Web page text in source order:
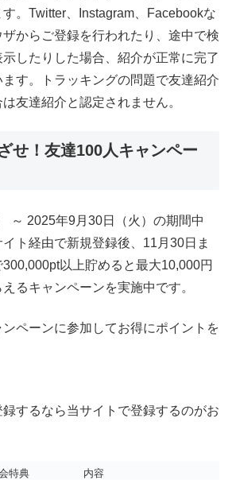
。Twitter、Instagram、Facebookな
からご登録を行われたり、途中で検
したりした場合、紹介が正常に完了
す。トラッキングの問題で友達紹介
友達紹介と認定されません。
せ！友達100人キャンペー
～ 2025年9月30日（火）の期間中
イト経由で新規登録後、11月30日ま
以上貯めると最大10,000円
るキャンペーンを実施中です。
ペーンに参加してお得にポイントを
するなら当サイトで登録するのがお
特典 内容